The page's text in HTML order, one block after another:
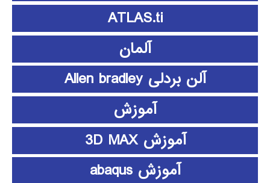
ATLAS.ti
آلمان
آلن بردلی Allen bradley
آموزش
آموزش 3D MAX
آموزش abaqus